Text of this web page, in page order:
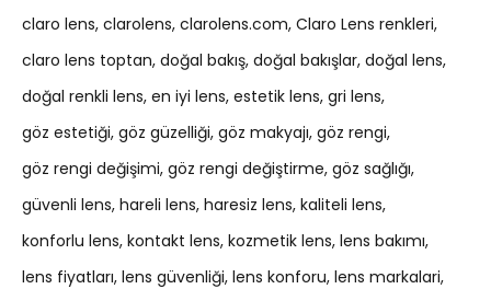
claro lens clarolens clarolens.com Claro Lens renkleri
claro lens toptan doğal bakış doğal bakışlar doğal lens
doğal renkli lens en iyi lens estetik lens gri lens
göz estetiği göz güzelliği göz makyajı göz rengi
göz rengi değişimi göz rengi değiştirme göz sağlığı
güvenli lens hareli lens haresiz lens kaliteli lens
konforlu lens kontakt lens kozmetik lens lens bakımı
lens fiyatları lens güvenliği lens konforu lens markalari